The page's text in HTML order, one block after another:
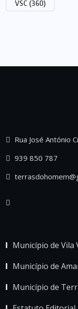
VSC (360)
Rua José António
939 850 787
Município de Vila
Município de
Município de